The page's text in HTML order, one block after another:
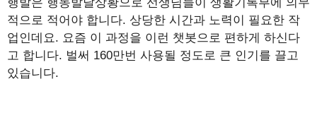
적으로 적어야 합니다. 상당한 시간과 노력이 필요한 작
업인데요. 요즘 이 과정을 이런 챗봇으로 편하게 하신다
고 합니다. 벌써 160만번 사용될 정도로 큰 인기를 끌고
있습니다.